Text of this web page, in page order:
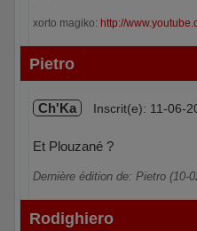
xorto magiko: http://
Hors ligne
Pietro
Ch'Ka Inscrit(e): 11-06-
Et Plouzané ?
Dernière édition de: Pietro (10-
Hors ligne
Rodighiero